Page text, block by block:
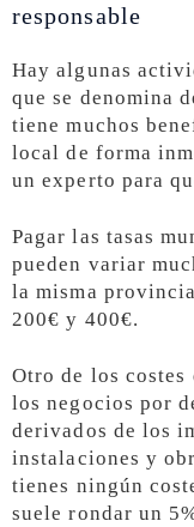
responsable
Hay algunas
que se denomina
tiene muchos
local de forma
un experto para
Pagar las tasas
pueden variar
la misma
200€ y 400€.
Otro de los
los negocios por
derivados de los
instalaciones y
tienes ningún
suele rondar un